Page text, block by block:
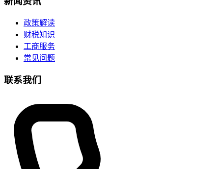
政策解读
财税知识
工商服务
常见问题
联系我们